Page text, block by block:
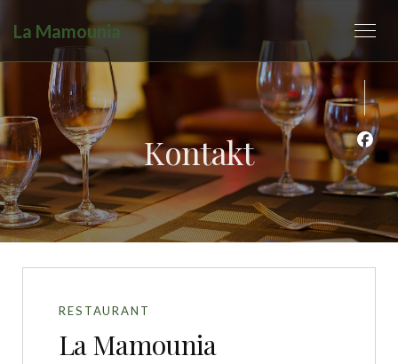
La Mamounia
Kontakt
RESTAURANT
La Mamounia